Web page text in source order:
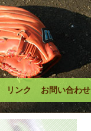
リンク お問い合わせ